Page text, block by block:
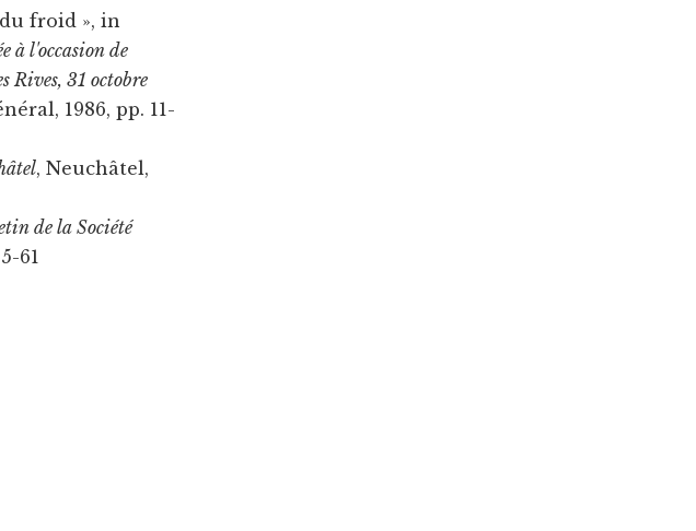
froid », in
à l'occasion de
Rives, 31 octobre
1986, pp. 11-
, Neuchâtel,
de la Société
61